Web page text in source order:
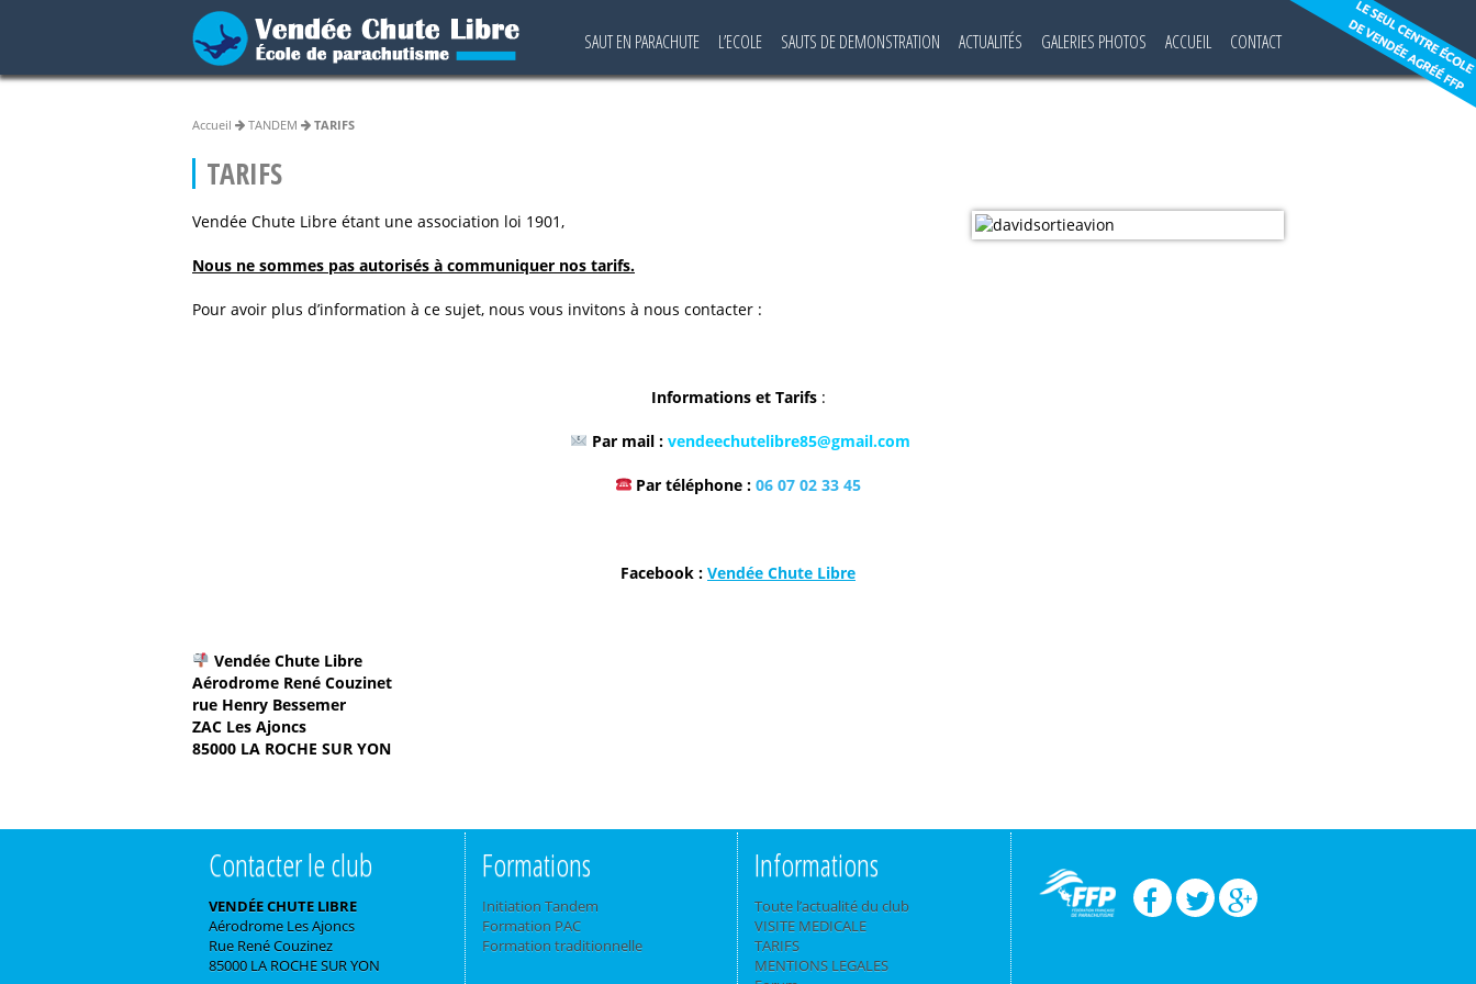
SAUT EN PARACHUTE L’ECOLE SAUTS DE DEMONSTRATION ACTUALITÉS GALERIES PHOTOS ACCUEIL CONTACT
Accueil TANDEM TARIFS
TARIFS
Vendée Chute Libre étant une association loi 1901,
Nous ne sommes pas autorisés à communiquer nos tarifs.
Pour avoir plus d’information à ce sujet, nous vous invitons à nous contacter :
Informations et Tarifs:
Par mail : vendeechutelibre85@gmail.com
Par téléphone : 06 07 02 33 45
Facebook : Vendée Chute Libre
Vendée Chute Libre
Aérodrome René Couzinet
rue Henry Bessemer
ZAC Les Ajoncs
85000 LA ROCHE SUR YON
Contacter le club
VENDÉE CHUTE LIBRE
Aérodrome Les Ajoncs
Rue René Couzinez
85000 LA ROCHE SUR YON
Formations
Initiation Tandem
Formation PAC
Formation traditionnelle
Informations
Toute l’actualité du club
VISITE MEDICALE
TARIFS
MENTIONS LEGALES